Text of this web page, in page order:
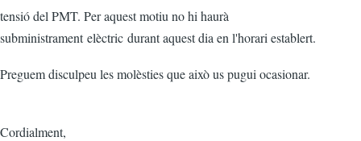
tensió del PMT. Per aquest motiu no hi haurà
subministramentelèctric durant aquest dia en l'horari establert.
Preguem disculpeu les molèsties que això us pugui ocasionar.
Cordialment,